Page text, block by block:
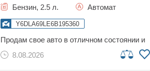
Бензин, 2.5 л.
Автомат
Y6DLA69LE6B195360
продам свое авто в отличном состоянии и
с небольшим пробегом! газа никогда не
было. обслуживалась всегда вовремя! есть
8.08.2026